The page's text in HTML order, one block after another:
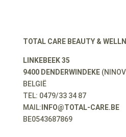
TOTAL CARE BEAUTY &
LINKEBEEK 35
9400 DENDERWINDEKE
BELGIË
TEL: 0479/33 34 87
MAIL: INFO@TOTAL-CARE.BE
BE0543687869